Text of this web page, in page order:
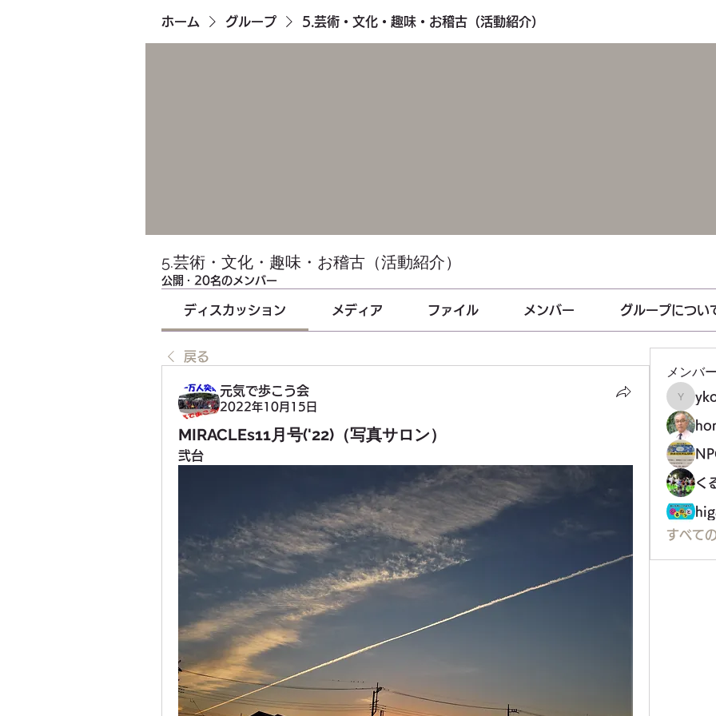
ホーム グループ 5.芸術・文化・趣味・お稽古（活動紹介）
5.芸術・文化・趣味・お稽古（活動紹介）
公開 · 20名のメンバー
ディスカッション メディア ファイル メンバー グループについ
戻る
元気で歩こう会
2022年10月15日
MIRACLEs11月号('22)（写真サロン）
弐台
メンバー
ykoji
く
すべて